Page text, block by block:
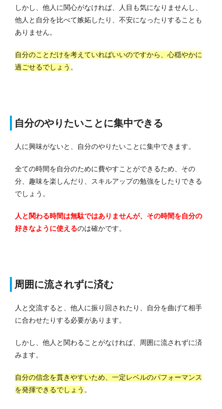
しかし、他人に関心がなければ、人目も気になりませんし、
他人と自分を比べて嫉妬したり、不安になったりすることも
ありません。
自分のことだけを考えていればいいのですから、心穏やかに
過ごせるでしょう 。
自分のやりたいことに集中できる
人に興味がないと、自分のやりたいことに集中できます。
全ての時間を自分のために費やすことができるため、その
分、趣味を楽しんだり、スキルアップの勉強をしたりできる
でしょう。
人と関わる時間は無駄ではありませんが、その時間を自分の
好きなように使えるのは確かです。
周囲に流されずに済む
人と交流すると、他人に振り回されたり、自分を曲げて相手
に合わせたりする必要があります。
しかし、他人と関わることがなければ、周囲に流されずに済
みます。
自分の信念を貫きやすいため、一定レベルのパフォーマンス
を発揮できるでしょう 。